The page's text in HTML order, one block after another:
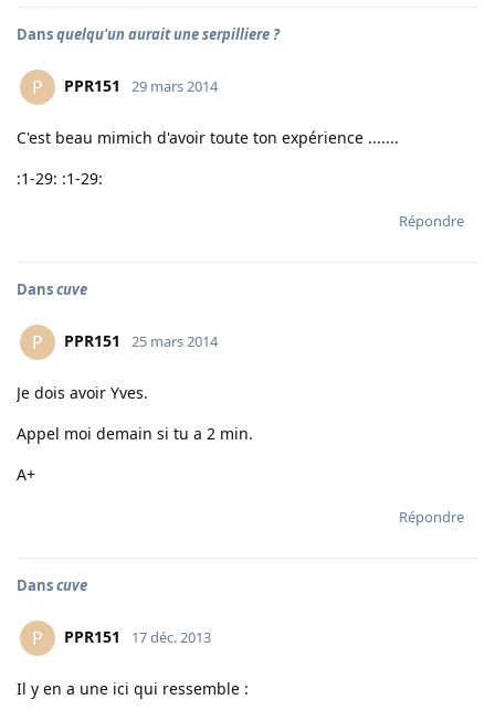
Dansquelqu'un aurait une serpilliere ?
P PPR151 29 mars 2014
C'est beau mimich d'avoir toute ton expérience .......
:1-29: :1-29:
Répondre
Danscuve
P PPR151 25 mars 2014
Je dois avoir Yves.
Appel moi demain si tu a 2 min.
A+
Répondre
Danscuve
P PPR151 17 déc. 2013
Il y en a une ici qui ressemble :